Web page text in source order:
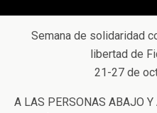
Semana de solidaridad
libertad de
21-27 de
A LAS PERSONAS ABAJO